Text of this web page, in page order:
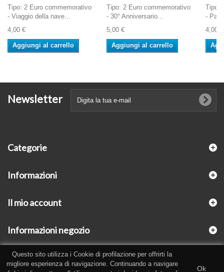
Tipo: 2 Euro commemorativo
- Viaggio della nave...
4,00 €
Aggiungi al carrello
Tipo: 2 Euro commemorativo
- 30° Anniversario...
5,00 €
Aggiungi al carrello
Tipo:
-
4,00 €
Newsletter
Categorie
Informazioni
Il mio account
Informazioni negozio
Questo sito utilizza i Cookie di profilazione per offrirti la
migliore esperienza di navigazione. Continuando a navigare
Ok